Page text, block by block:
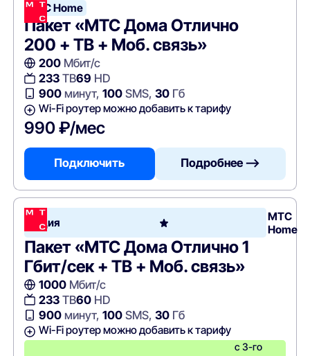
МТС Home
Пакет «МТС Дома Отлично
200 + ТВ + Моб. связь»
200Мбит/с
233ТВ69 HD
900минут, 100SMS, 30Гб
Wi-Fi роутер можно добавить к тарифу
990 ₽/мес
Подключить Подробнее —>
Акция
МТС
Home
Пакет «МТС Дома Отлично 1
Гбит/сек + ТВ + Моб. связь»
1000Мбит/с
233ТВ60HD
900минут, 100SMS, 30Гб
Wi-Fi роутер можно добавить к тарифу
с 3-го